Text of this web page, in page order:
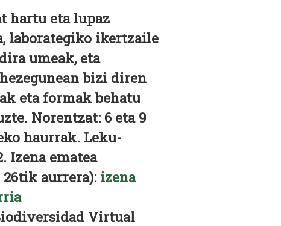
hartu eta lupaz
laborategiko ikertzaile
umeak, eta
bizi diren
eta formak behatu
Norentzat: 6 eta 9
haurrak. Leku-
Izena ematea
aurrera): izena
Virtual